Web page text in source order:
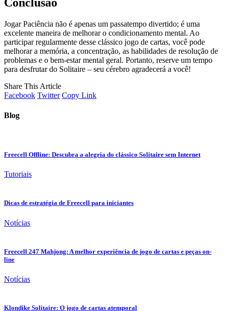
Conclusão
Jogar Paciência não é apenas um passatempo divertido; é uma
excelente maneira de melhorar o condicionamento mental. Ao
participar regularmente desse clássico jogo de cartas, você pode
melhorar a memória, a concentração, as habilidades de resolução de
problemas e o bem-estar mental geral. Portanto, reserve um tempo
para desfrutar do Solitaire – seu cérebro agradecerá a você!
Share This Article
Facebook Twitter Copy Link
Blog
Freecell Offline: Descubra a alegria do clássico Solitaire sem Internet
Tutoriais
Dicas de estratégia de Freecell para iniciantes
Notícias
Freecell 247 Mahjong: A melhor experiência de jogo de cartas e peças on-
line
Notícias
Klondike Solitaire: O jogo de cartas atemporal